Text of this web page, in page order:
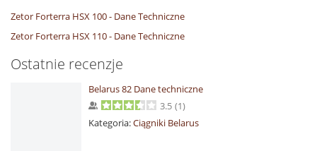
Zetor Forterra HSX 100 - Dane Techniczne
Zetor Forterra HSX 110 - Dane Techniczne
Ostatnie recenzje
Belarus 82 Dane techniczne
3.5 (1)
Kategoria:Ciągniki Belarus